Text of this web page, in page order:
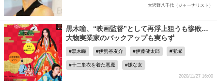
大沢野八千代（ジャーナリスト）
黒木瞳、“映画監督”として再浮上狙うも惨敗…
大物実業家のバックアップも実らず
黒木瞳 伊勢谷友介 伊藤健太郎 宝塚
十二単衣を着た悪魔 嫌な女
2020/11/27 16:00